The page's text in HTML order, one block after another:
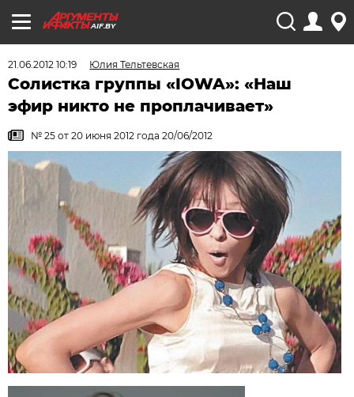
AIF.BY
21.06.2012 10:19 Юлия Тельтевская
Солистка группы «IOWA»: «Наш
эфир никто не проплачивает»
№ 25 от 20 июня 2012 года 20/06/2012